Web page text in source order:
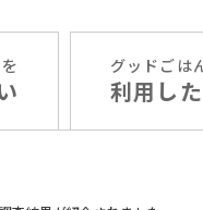
グッドごは
利用し